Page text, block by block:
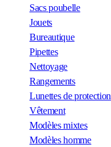
Sacs poubelle
Jouets
Bureautique
Pipettes
Nettoyage
Rangements
Lunettes de protection
Vêtement
Modèles mixtes
Modèles homme